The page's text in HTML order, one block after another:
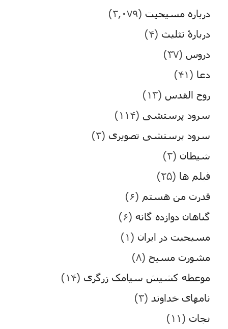
درباره مسیحیت (۳,۰۷۹)
دربارۀ تثلیث (۴)
دروس (۳۷)
دعا (۴۱)
روح القدس (۱۳)
سرود پرستشی (۱۱۴)
سرود پرستشی تصویری (۳)
شیطان (۳)
فیلم ها (۲۵)
قدرت من هستم (۶)
گناهان دوازده گانه (۶)
مسیحیت در ایران (۱)
مشورت مسیح (۸)
موعظه کشیش سیامک زرگری (۱۴)
نامهای خداوند (۳)
نجات (۱۱)